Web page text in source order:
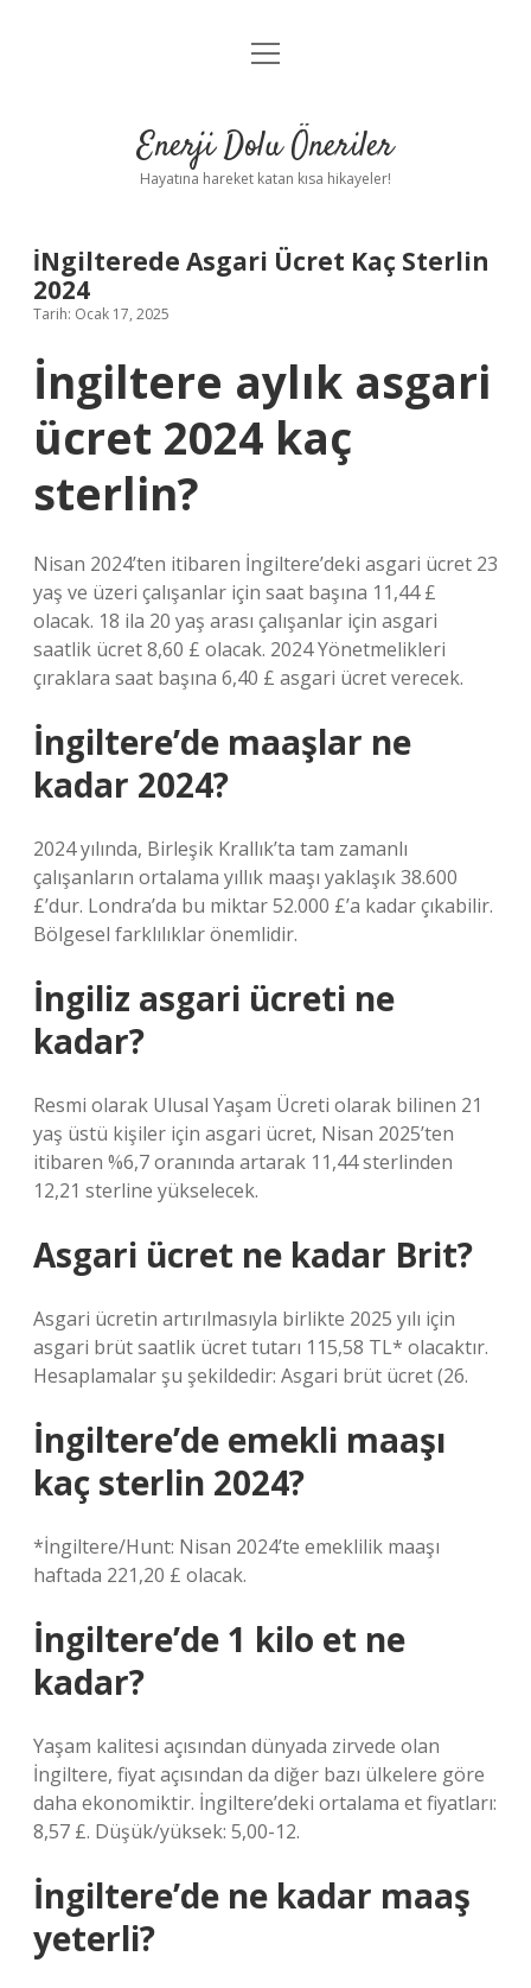
Anasayfa
Yasal Uyarı
menüyü
Enerji Dolu Öneriler
Hayatına hareket katan kısa hikayeler!
İNgilterede Asgari Ücret Kaç Sterlin
2024
Tarih: Ocak 17, 2025
İngiltere aylık asgari
ücret 2024 kaç
sterlin?
Nisan 2024’ten itibaren İngiltere’deki asgari ücret 23
yaş ve üzeri çalışanlar için saat başına 11,44 £
olacak. 18 ila 20 yaş arası çalışanlar için asgari
saatlik ücret 8,60 £ olacak. 2024 Yönetmelikleri
çıraklara saat başına 6,40 £ asgari ücret verecek.
İngiltere’de maaşlar ne
kadar 2024?
2024 yılında, Birleşik Krallık’ta tam zamanlı
çalışanların ortalama yıllık maaşı yaklaşık 38.600
£’dur. Londra’da bu miktar 52.000 £’a kadar çıkabilir.
Bölgesel farklılıklar önemlidir.
İngiliz asgari ücreti ne
kadar?
Resmi olarak Ulusal Yaşam Ücreti olarak bilinen 21
yaş üstü kişiler için asgari ücret, Nisan 2025’ten
itibaren %6,7 oranında artarak 11,44 sterlinden
12,21 sterline yükselecek.
Asgari ücret ne kadar Brit?
Asgari ücretin artırılmasıyla birlikte 2025 yılı için
asgari brüt saatlik ücret tutarı 115,58 TL* olacaktır.
Hesaplamalar şu şekildedir: Asgari brüt ücret (26.
İngiltere’de emekli maaşı
kaç sterlin 2024?
*İngiltere/Hunt: Nisan 2024’te emeklilik maaşı
haftada 221,20 £ olacak.
İngiltere’de 1 kilo et ne
kadar?
Yaşam kalitesi açısından dünyada zirvede olan
İngiltere, fiyat açısından da diğer bazı ülkelere göre
daha ekonomiktir. İngiltere’deki ortalama et fiyatları:
8,57 £. Düşük/yüksek: 5,00-12.
İngiltere’de ne kadar maaş
yeterli?